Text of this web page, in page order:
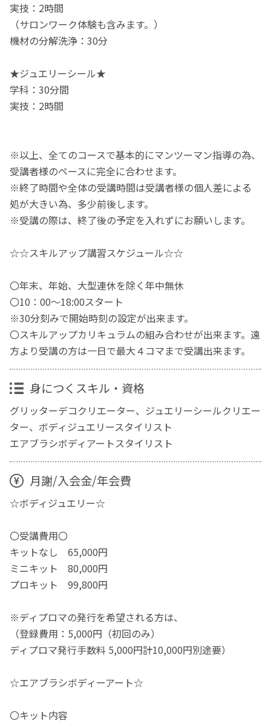
実技：2時間
（サロンワーク体験も含みます。）
機材の分解洗浄：30分
★ジュエリーシール★
学科：30分間
実技：2時間
※以上、全てのコースで基本的にマンツーマン指導の為、
受講者様のペースに完全に合わせます。
※終了時間や全体の受講時間は受講者様の個人差による
処が大きい為、多少前後します。
※受講の際は、終了後の予定を入れずにお願いします。
☆☆スキルアップ講習スケジュール☆☆
〇年末、年始、大型連休を除く年中無休
〇10：00～18:00スタート
※30分刻みで開始時刻の設定が出来ます。
〇スキルアップカリキュラムの組み合わせが出来ます。遠
方より受講の方は一日で最大４コマまで受講出来ます。
身につくスキル・資格
グリッターデコクリエーター、ジュエリーシールクリエー
ター、ボディジュエリースタイリスト
エアブラシボディアートスタイリスト
月謝/入会金/年会費
☆ボディジュエリー☆
〇受講費用〇
キットなし 65,000円
ミニキット 80,000円
プロキット 99,800円
※ディプロマの発行を希望される方は、
（登録費用：5,000円（初回のみ）
ディプロマ発行手数料 5,000円計10,000円別途要）
☆エアブラシボディーアート☆
〇キット内容